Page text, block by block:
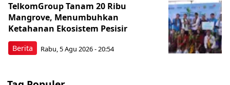
Berita
TelkomGroup Tanam 20 Ribu
Mangrove, Menumbuhkan
Ketahanan Ekosistem Pesisir
Rabu, 5 Agu 2026 - 20:54